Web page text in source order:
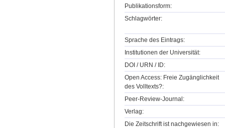
Publikationsform:
Schlagwörter:
Sprache des Eintrags:
Institutionen der Universität:
DOI / URN / ID:
Open Access: Freie Zugänglichkeit
des Volltexts?:
Peer-Review-Journal:
Verlag:
Die Zeitschrift ist nachgewiesen in: